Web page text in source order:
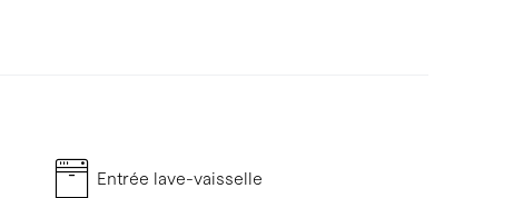
Entrée lave-vaisselle